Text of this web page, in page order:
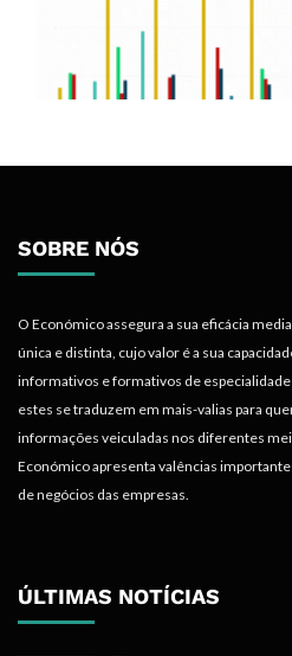
SOBRE NÓS
O Económico assegura a sua eficácia
única e distinta, cujo valor é a sua
informativos e formativos de
estes se traduzem em mais-valias para
informações veiculadas nos diferentes
Económico apresenta valências
de negócios das empresas.
ÚLTIMAS NOTÍCIAS